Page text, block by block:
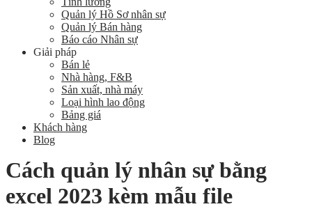
Quản lý Hồ Sơ nhân sự
Quản lý Bán hàng
Báo cáo Nhân sự
Giải pháp
Bán lẻ
Nhà hàng, F&B
Sản xuất, nhà máy
Loại hình lao động
Bảng giá
Khách hàng
Blog
Cách quản lý nhân sự bằng
excel 2023 kèm mẫu file